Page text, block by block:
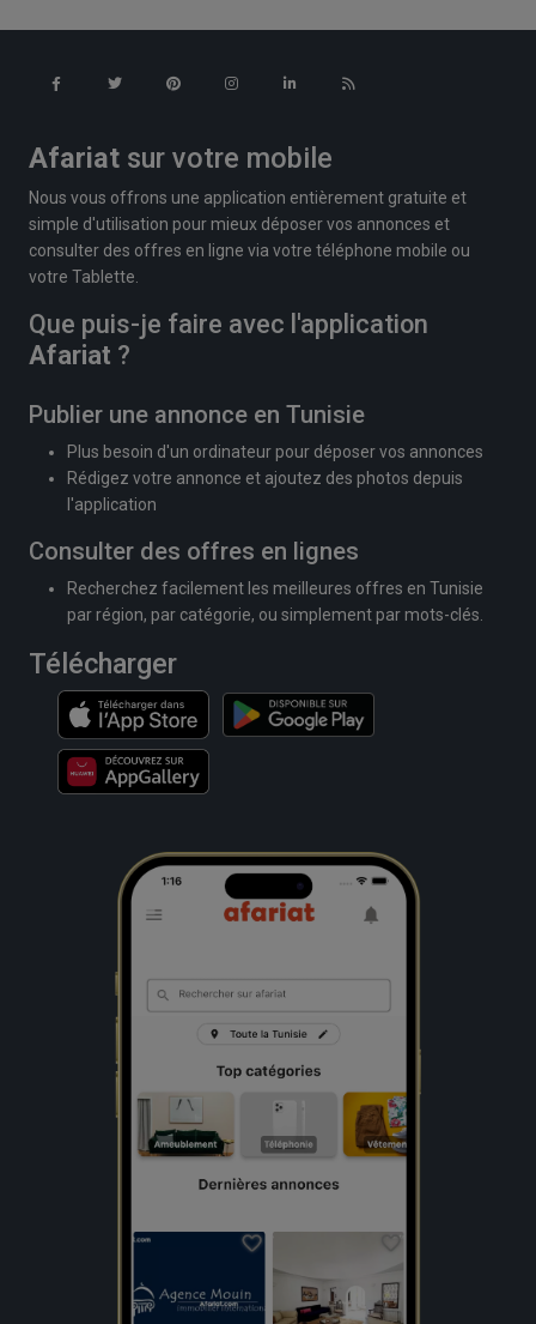
Afariat sur votre mobile
Nous vous offrons une application entièrement gratuite et
simple d'utilisation pour mieux déposer vos annonces et
consulter des offres en ligne via votre téléphone mobile ou
votre Tablette.
Que puis-je faire avec l'application
Afariat ?
Publier une annonce en Tunisie
Plus besoin d'un ordinateur pour déposer vos annonces
Rédigez votre annonce et ajoutez des photos depuis
l'application
Consulter des offres en lignes
Recherchez facilement les meilleures offres en Tunisie
par région, par catégorie, ou simplement par mots-clés.
Télécharger